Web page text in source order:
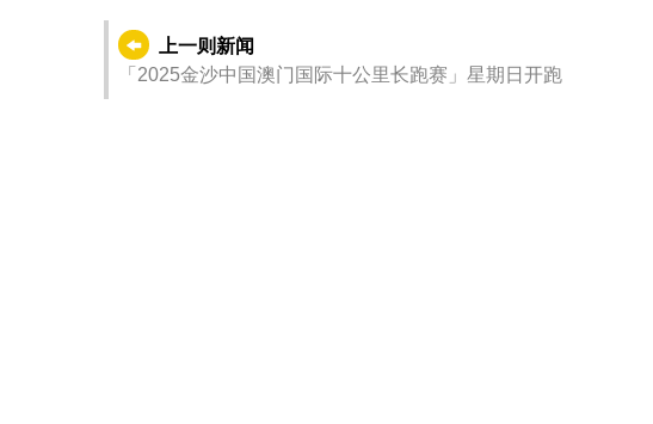
上一则新闻
「2025金沙中国澳门国际十公里长跑赛」星期日开跑